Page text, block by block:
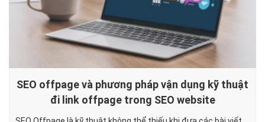
SEO offpage và phương pháp vận dụng kỹ thuật
đi link offpage trong SEO website